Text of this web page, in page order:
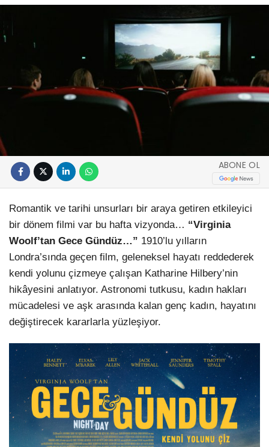
ABONE OL
Romantik ve tarihi unsurları bir araya getiren etkileyici
bir dönem filmi var bu hafta vizyonda… “Virginia
Woolf’tan Gece Gündüz…” 1910’lu yılların
Londra’sında geçen film, geleneksel hayatı reddederek
kendi yolunu çizmeye çalışan Katharine Hilbery’nin
hikâyesini anlatıyor. Astronomi tutkusu, kadın hakları
mücadelesi ve aşk arasında kalan genç kadın, hayatını
değiştirecek kararlarla yüzleşiyor.